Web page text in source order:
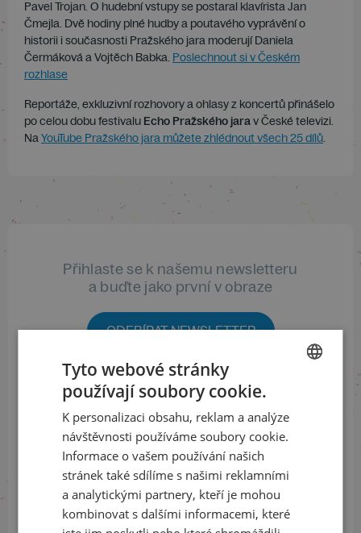
Pavel Trojan. O hudební vstupy se postaral klavírista Jan
Čmejla. Dvě hodiny plné hudby a poutavého vyprávění o
historii i současnosti Pražského jara moderují Daniela
Čermáková a Vojtěch Babka. Poslechnout si v Českém
rozhlase
Reportáže, exkluzivní rozhovory a ohlasy z koncertů přinášelo
po celou dobu festivalu Echo Pražského jarav České televizi.
NaYouTube Pražského jara můžete zhlédnout všech 25 dílů.
Přihlaste se k našemu newsletteru
a buďte jako první v obraze
ODEBÍRAT NEWSLETTER
Sledujte nás na sociálních sítích
LinkedInflickr
Informace o stavu objednávek
ENGLISH
Tyto webové stránky
používají soubory cookie.
K personalizaci obsahu, reklam a analýze
návštěvnosti používáme soubory cookie.
Informace o vašem používání našich
stránek také sdílíme s našimi reklamními
a analytickými partnery, kteří je mohou
kombinovat s dalšími informacemi, které